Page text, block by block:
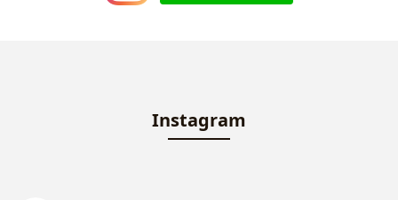
Instagram